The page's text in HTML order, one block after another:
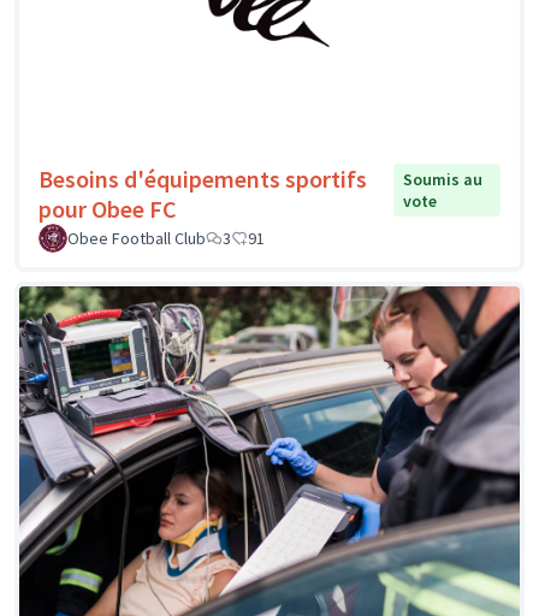
Besoins d'équipements sportifs
pour Obee FC
Soumis au
vote
Obee Football Club
3 91